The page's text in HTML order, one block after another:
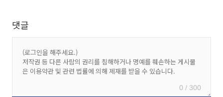
댓글
0 / 300